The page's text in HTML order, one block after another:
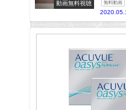
動画無料視聴 無料動画